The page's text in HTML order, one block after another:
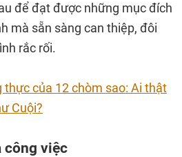
để đạt được những mục đích
mà sẵn sàng can thiệp, đôi
rắc rối.
thực của 12 chòm sao: Ai thật
Cuội?
công việc